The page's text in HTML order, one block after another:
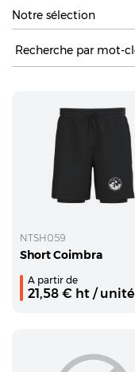
Recherche :
NTSH059
Short Coimbra
A partir de
21,58 € ht / unité